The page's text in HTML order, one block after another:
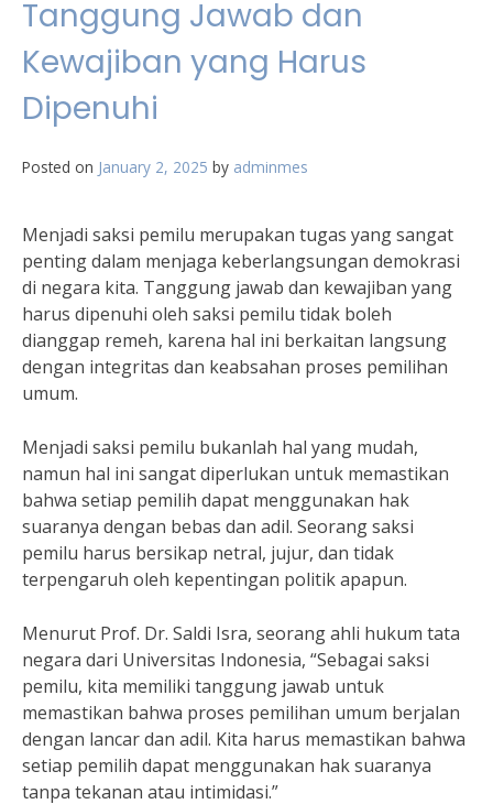
Tanggung Jawab dan
Kewajiban yang Harus
Dipenuhi
Posted on January 2, 2025 by adminmes
Menjadi saksi pemilu merupakan tugas yang sangat
penting dalam menjaga keberlangsungan demokrasi
di negara kita. Tanggung jawab dan kewajiban yang
harus dipenuhi oleh saksi pemilu tidak boleh
dianggap remeh, karena hal ini berkaitan langsung
dengan integritas dan keabsahan proses pemilihan
umum.
Menjadi saksi pemilu bukanlah hal yang mudah,
namun hal ini sangat diperlukan untuk memastikan
bahwa setiap pemilih dapat menggunakan hak
suaranya dengan bebas dan adil. Seorang saksi
pemilu harus bersikap netral, jujur, dan tidak
terpengaruh oleh kepentingan politik apapun.
Menurut Prof. Dr. Saldi Isra, seorang ahli hukum tata
negara dari Universitas Indonesia, “Sebagai saksi
pemilu, kita memiliki tanggung jawab untuk
memastikan bahwa proses pemilihan umum berjalan
dengan lancar dan adil. Kita harus memastikan bahwa
setiap pemilih dapat menggunakan hak suaranya
tanpa tekanan atau intimidasi.”